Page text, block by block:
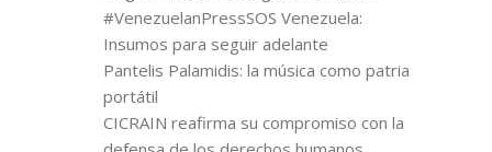
#VenezuelanPressSOS Venezuela:
Insumos para seguir adelante
Pantelis Palamidis: la música como patria
portátil
CICRAIN reafirma su compromiso con la